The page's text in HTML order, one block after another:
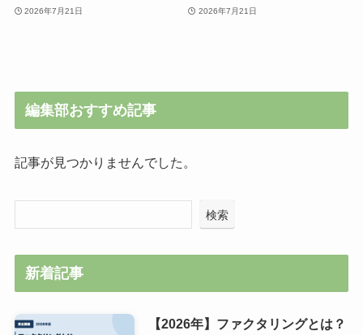
2026年7月21日 2026年7月21日
編集部おすすめ記事
記事が見つかりませんでした。
検索
新着記事
【2026年】ファクタリングとは？